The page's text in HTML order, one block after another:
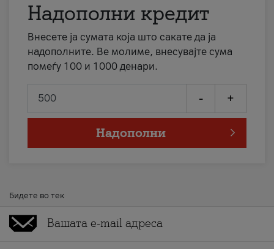
Надополни кредит
Внесете ја сумата која што сакате да ја
надополните. Ве молиме, внесувајте сума
помеѓу 100 и 1000 денари.
- +
Надополни
Бидете во тек